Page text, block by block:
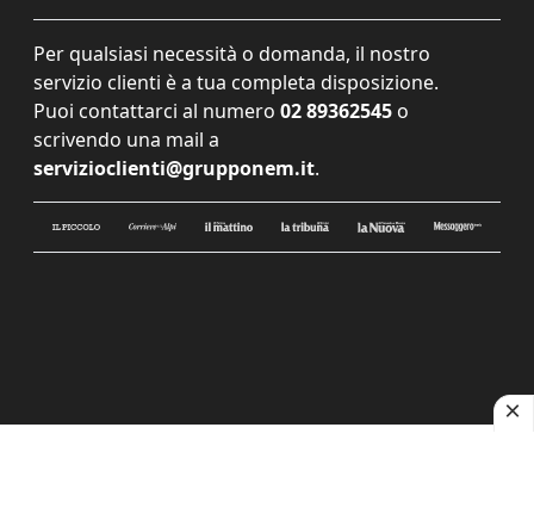
Per qualsiasi necessità o domanda, il nostro
servizio clienti è a tua completa disposizione.
Puoi contattarci al numero 02 89362545 o
scrivendo una mail a
servizioclienti@grupponem.it.